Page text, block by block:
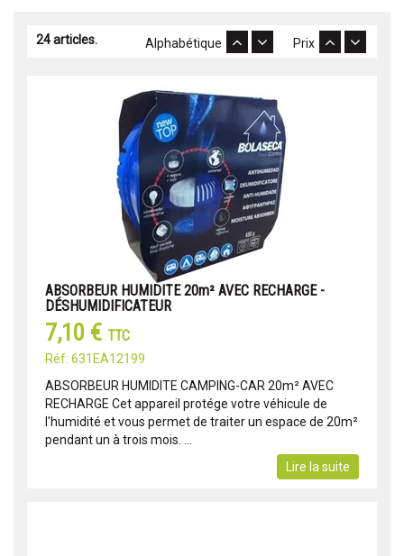
24 articles. Prix
Alphabétique
ABSORBEUR HUMIDITE 20m² AVEC RECHARGE -
DÉSHUMIDIFICATEUR
7,10 € TTC
Réf: 631EA12199
ABSORBEUR HUMIDITE CAMPING-CAR 20m² AVEC
RECHARGE Cet appareil protége votre véhicule de
l'humidité et vous permet de traiter un espace de 20m²
pendant un à trois mois. ...
Lire la suite